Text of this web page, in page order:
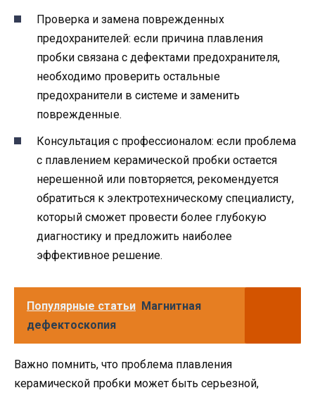
Проверка и замена поврежденных
предохранителей: если причина плавления
пробки связана с дефектами предохранителя,
необходимо проверить остальные
предохранители в системе и заменить
поврежденные.
Консультация с профессионалом: если проблема
с плавлением керамической пробки остается
нерешенной или повторяется, рекомендуется
обратиться к электротехническому специалисту,
который сможет провести более глубокую
диагностику и предложить наиболее
эффективное решение.
Популярные статьи Магнитная
дефектоскопия
Важно помнить, что проблема плавления
керамической пробки может быть серьезной,